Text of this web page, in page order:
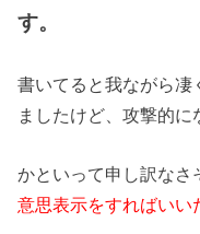
す。
書いてると我ながら凄
ましたけど、攻撃的に
かといって申し訳なさ
意思表示をすればいい